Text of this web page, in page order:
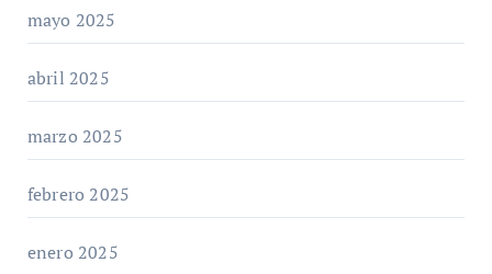
mayo 2025
abril 2025
marzo 2025
febrero 2025
enero 2025